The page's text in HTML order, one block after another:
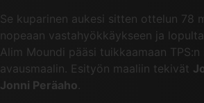
Se kuparinen aukesi sitten ottelun 78
nopeaan vastahyökkäykseen ja
Alim Moundi pääsi tuikkaamaan TPS:n
avausmaalin. Esityön maaliin tekivät
Jonni Peräaho.